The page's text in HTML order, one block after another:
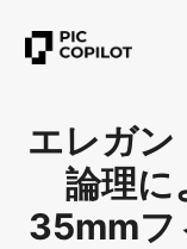
エレガン
論理に
35mmフ